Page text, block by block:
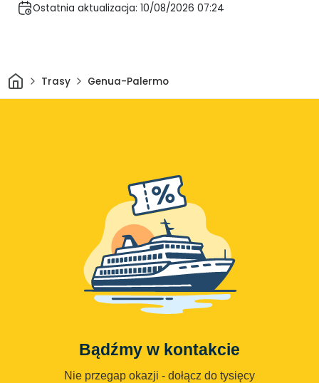
Ostatnia aktualizacja: 10/08/2026 07:24
DomTrasy Genua-Palermo
Bądźmy w kontakcie
Nie przegap okazji - dołącz do tysięcy